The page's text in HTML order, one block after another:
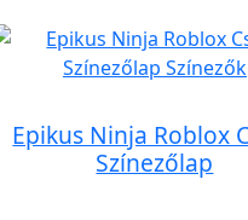
Epikus Ninja Roblox
Színezőlap